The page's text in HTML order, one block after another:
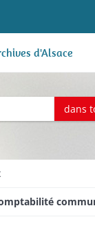
d'Alsace
dans